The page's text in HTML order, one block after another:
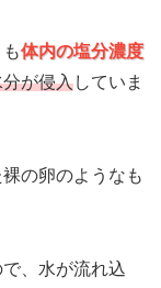
体内の塩分濃度
が侵入していま
の卵のようなも
、水が流れ込